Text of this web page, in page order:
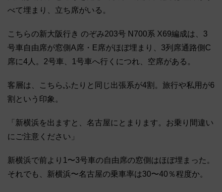
べて埋まり、立ち席がいる。
こちらの新大阪行き のぞみ203号 N700系 X69編成は、3
号車自由席が窓側A席・E席がほぼ埋まり、3列席通路側C
席に4人。2号車、1号車へ行くにつれ、空席がある。
客層は、こちらふたりと同じ出張系が4割。旅行や私用が6
割という印象。
「新横浜を出ますと、名古屋にとまります。お乗り間違い
にご注意ください」
新横浜で前より1〜3号車の自由席の窓側はほぼ埋まった。
それでも、新横浜〜名古屋の乗車率は30〜40％程度か。